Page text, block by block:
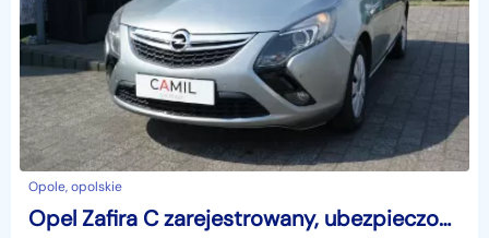
Opole, opolskie
Opel Zafira C zarejestrowany, ubezpieczony, 7-osobowy